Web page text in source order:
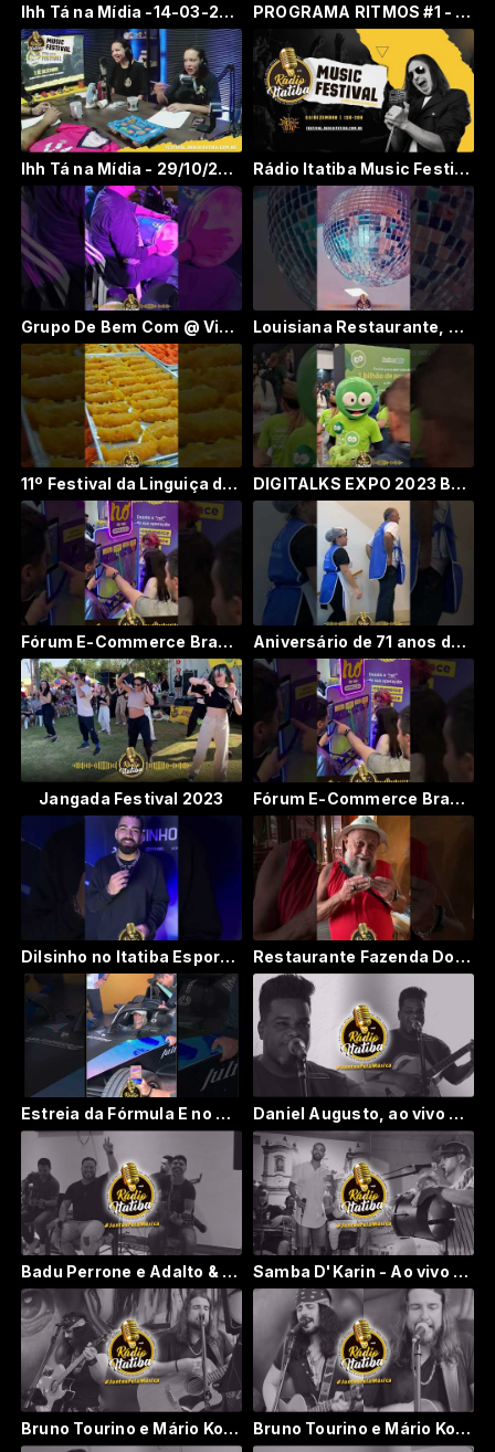
Ihh Tá na Mídia -14-03-2024 #radioitatiaia PROGRAMA RITMOS #1 - ROCK - RÁDIO ITATIBA
Ihh Tá na Mídia - 29/10/2023 Rádio Itatiba Music Festival [2023]
Grupo De Bem Com @ Vida #rádioitatiba #itatiba #campinas #samba #pagode #juntospelamúsica Louisiana Restaurante, o 1° restaurante Flashback de #Itatiba #rádioitatiba #juntospelamúsica
11º Festival da Linguiça de Bragança Paulista 2023 - #rádioitatiba #juntospelamúsica DIGITALKS EXPO 2023 By Rádio Itatiba #itatiba #rádioitatiba #digitalks
Fórum E-Commerce Brasil 2023 Aniversário de 71 anos do Lar Itatibense da Criança #itatiba #itatibasp #juntospelamúsica
Jangada Festival 2023 Fórum E-Commerce Brasil 2023
Dilsinho no Itatiba Esporte Clube Restaurante Fazenda Dona Maria
Estreia da Fórmula E no Brasil Daniel Augusto, ao vivo no Café com Pipoca Point
Badu Perrone e Adalto & Adalberto - Morango do Nordeste Samba D'Karin - Ao vivo - 12/02/2023
Bruno Tourino e Mário Kohn - Ao Vivo -10 02 2023 - part. 02 Bruno Tourino e Mário Kohn - Ao Vivo -10 02 2023 - part. 01